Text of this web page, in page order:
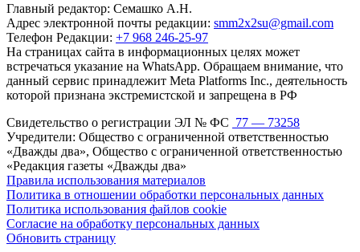
Главный редактор: Семашко А.Н.
Адрес электронной почты редакции: smm2x2su@gmail.com
Телефон Редакции: +7 968 246-25-97
На страницах сайта в информационных целях может
встречаться указание на WhatsApp. Обращаем внимание, что
данный сервис принадлежит Meta Platforms Inc., деятельность
которой признана экстремистской и запрещена в РФ
Свидетельство о регистрации ЭЛ № ФС 77 — 73258
Учредители: Общество с ограниченной ответственностью
«Дважды два», Общество с ограниченной ответственностью
«Редакция газеты «Дважды два»
Правила использования материалов
Политика в отношении обработки персональных данных
Политика использования файлов cookie
Согласие на обработку персональных данных
Обновить страницу